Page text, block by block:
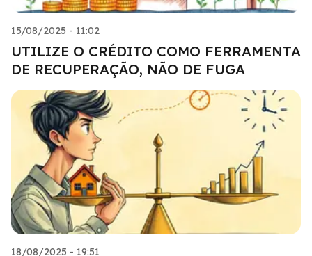
15/08/2025 - 11:02
UTILIZE O CRÉDITO COMO FERRAMENTA
DE RECUPERAÇÃO, NÃO DE FUGA
18/08/2025 - 19:51